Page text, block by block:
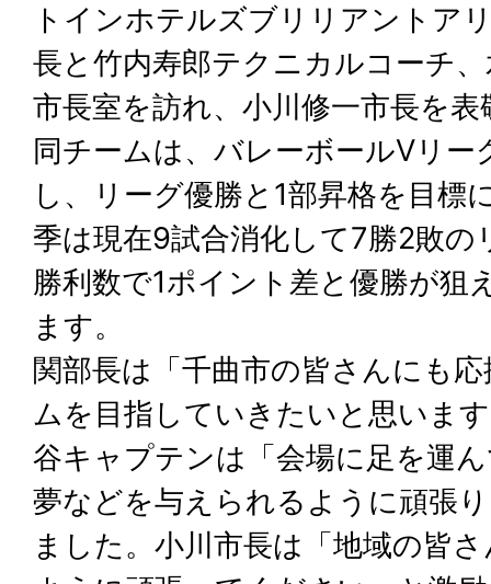
トインホテルズブリリアントア
長と竹内寿郎テクニカルコーチ
市長室を訪れ、小川修一市長を
同チームは、バレーボールVリー
し、リーグ優勝と1部昇格を目標
季は現在9試合消化して7勝2敗の
勝利数で1ポイント差と優勝が狙
ます。
関部長は「千曲市の皆さんにも
ムを目指していきたいと思いま
谷キャプテンは「会場に足を運
夢などを与えられるように頑張
ました。小川市長は「地域の皆